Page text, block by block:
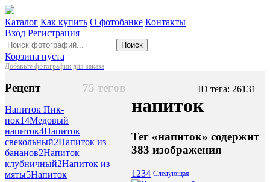
Каталог Как купить О фотобанке Контакты
Вход Регистрация
Поиск
Корзина пуста
Добавьте фотографии для заказа
75 тегов
Рецепт
Напиток Пик-
пок14Медовый
напиток4Напиток
свекольный2Напиток из
бананов2Напиток
клубничный2Напиток из
мяты5Напиток
ID тега: 26131
напиток
Тег «напиток» содержит
383 изображения
1 234 Следующая